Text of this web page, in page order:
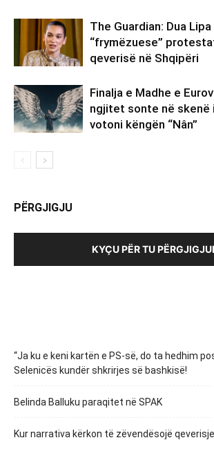
The Guardian: Dua Lipa
“frymëzuese”
qeverisë në Shqipëri
Finalja e Madhe e
ngjitet sonte në skenë
votoni këngën “Nân”
PËRGJIGJU
KYÇU PËR TU
“Ja ku e keni kartën e PS-së, do ta hedhim
Selenicës kundër shkrirjes së bashkisë!
Belinda Balluku paraqitet në SPAK
Kur narrativa kërkon të zëvendësojë